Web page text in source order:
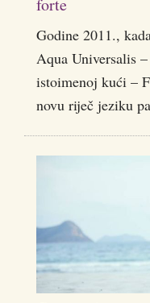
forte
Godine 2011.,
Aqua Universalis
istoimenoj kući –
novu riječ jeziku